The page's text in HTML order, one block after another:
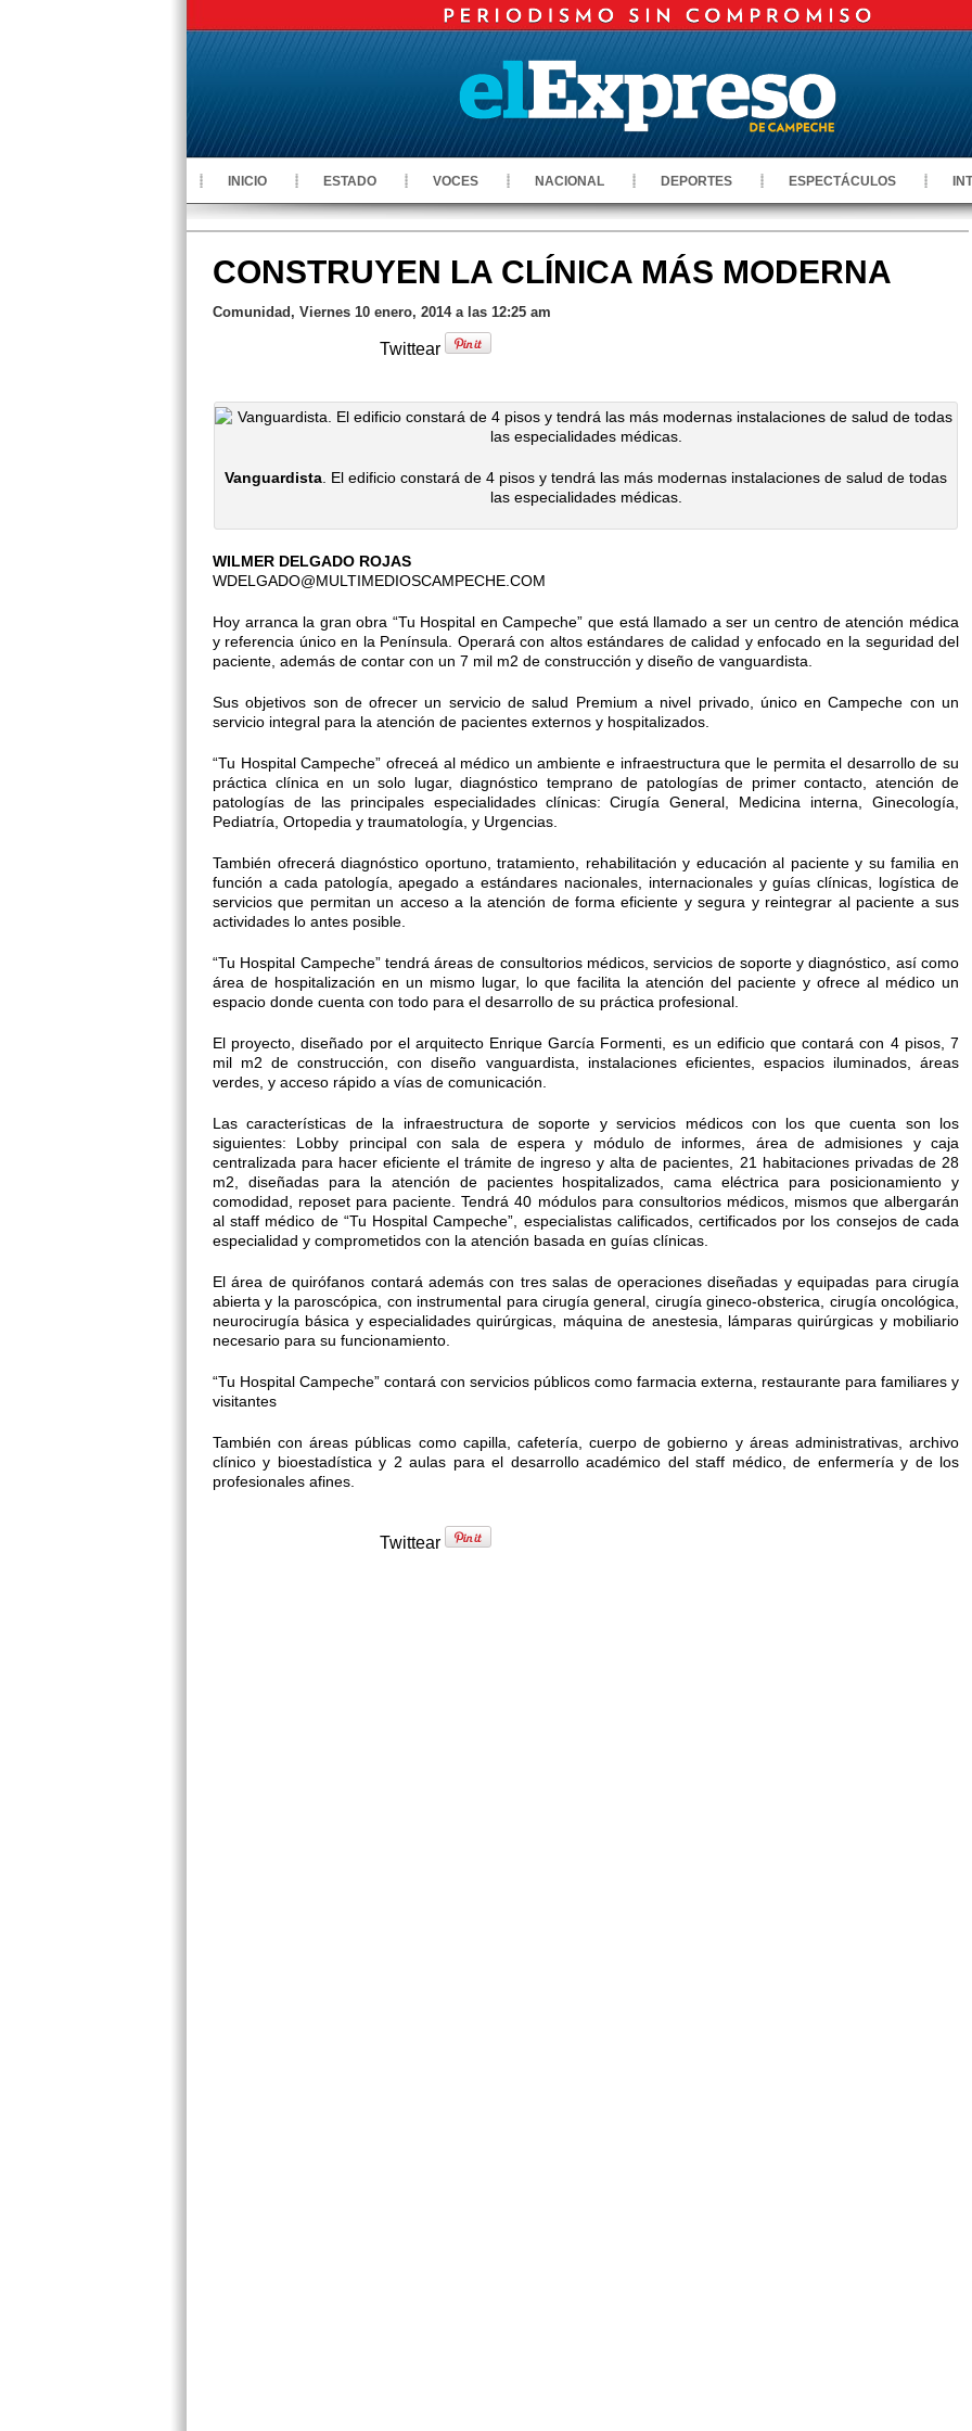
INICIO ESTADO VOCES NACIONAL DEPORTES ESPECTÁCULOS
CONSTRUYEN LA CLÍNICA MÁS MODERNA
Comunidad, Viernes 10 enero, 2014 a las 12:25 am
Twittear
Vanguardista . El edificio constará de 4 pisos y tendrá las más modernas instalaciones de salud de todas
las especialidades médicas.
WILMER DELGADO ROJAS
WDELGADO@MULTIMEDIOSCAMPECHE.COM
Hoy arranca la gran obra “Tu Hospital en Campeche” que está llamado a ser un centro de atención médica
y referencia único en la Península. Operará con altos estándares de calidad y enfocado en la seguridad del
paciente, además de contar con un 7 mil m2 de construcción y diseño de vanguardista.
Sus objetivos son de ofrecer un servicio de salud Premium a nivel privado, único en Campeche con un
servicio integral para la atención de pacientes externos y hospitalizados.
“Tu Hospital Campeche” ofreceá al médico un ambiente e infraestructura que le permita el desarrollo de su
práctica clínica en un solo lugar, diagnóstico temprano de patologías de primer contacto, atención de
patologías de las principales especialidades clínicas: Cirugía General, Medicina interna, Ginecología,
Pediatría, Ortopedia y traumatología, y Urgencias.
También ofrecerá diagnóstico oportuno, tratamiento, rehabilitación y educación al paciente y su familia en
función a cada patología, apegado a estándares nacionales, internacionales y guías clínicas, logística de
servicios que permitan un acceso a la atención de forma eficiente y segura y reintegrar al paciente a sus
actividades lo antes posible.
“Tu Hospital Campeche” tendrá áreas de consultorios médicos, servicios de soporte y diagnóstico, así como
área de hospitalización en un mismo lugar, lo que facilita la atención del paciente y ofrece al médico un
espacio donde cuenta con todo para el desarrollo de su práctica profesional.
El proyecto, diseñado por el arquitecto Enrique García Formenti, es un edificio que contará con 4 pisos, 7
mil m2 de construcción, con diseño vanguardista, instalaciones eficientes, espacios iluminados, áreas
verdes, y acceso rápido a vías de comunicación.
Las características de la infraestructura de soporte y servicios médicos con los que cuenta son los
siguientes: Lobby principal con sala de espera y módulo de informes, área de admisiones y caja
centralizada para hacer eficiente el trámite de ingreso y alta de pacientes, 21 habitaciones privadas de 28
m2, diseñadas para la atención de pacientes hospitalizados, cama eléctrica para posicionamiento y
comodidad, reposet para paciente. Tendrá 40 módulos para consultorios médicos, mismos que albergarán
al staff médico de “Tu Hospital Campeche”, especialistas calificados, certificados por los consejos de cada
especialidad y comprometidos con la atención basada en guías clínicas.
El área de quirófanos contará además con tres salas de operaciones diseñadas y equipadas para cirugía
abierta y la paroscópica, con instrumental para cirugía general, cirugía gineco-obsterica, cirugía oncológica,
neurocirugía básica y especialidades quirúrgicas, máquina de anestesia, lámparas quirúrgicas y mobiliario
necesario para su funcionamiento.
“Tu Hospital Campeche” contará con servicios públicos como farmacia externa, restaurante para familiares y
visitantes
También con áreas públicas como capilla, cafetería, cuerpo de gobierno y áreas administrativas, archivo
clínico y bioestadística y 2 aulas para el desarrollo académico del staff médico, de enfermería y de los
profesionales afines.
Twittear